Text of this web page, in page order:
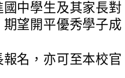
中學生及其家長對
望開平優秀學子成
名，亦可至本校官